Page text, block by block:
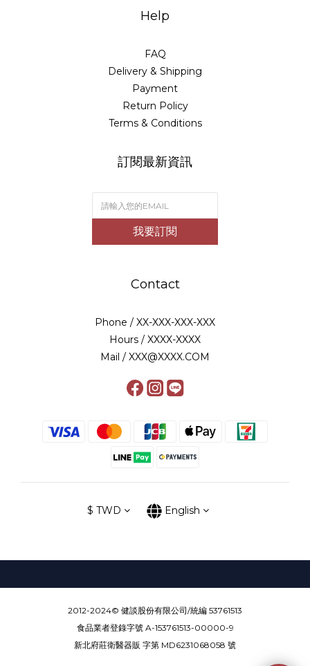
Help
FAQ
Delivery & Shipping
Payment
Return Policy
Terms & Conditions
訂閱最新資訊
我要訂閱
Contact
Phone / XX-XXX-XXX-XXX
Hours / XXXX-XXXX
Mail / XXX@XXXX.COM
$ TWD English
2012-2024© 健談股份有限公司/統編 53761513
食品業者登錄字號 A-153761513-00000-9
新北府莊衛醫器販 字第 MD6231068058 號